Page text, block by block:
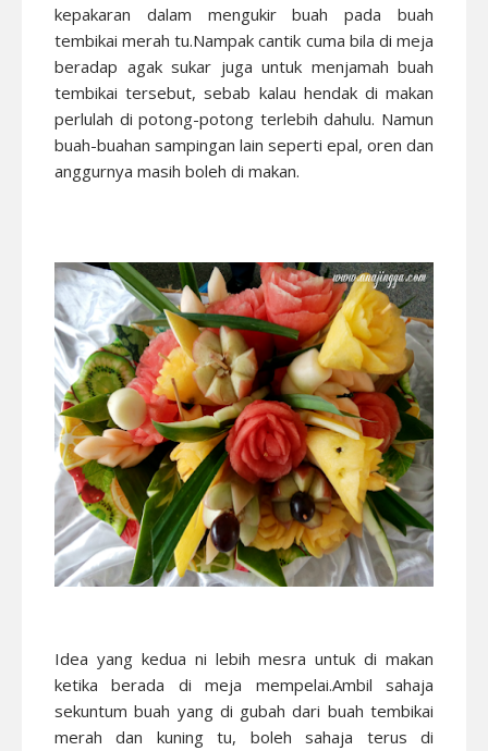
kepakaran dalam mengukir buah pada buah
tembikai merah tu.Nampak cantik cuma bila di meja
beradap agak sukar juga untuk menjamah buah
tembikai tersebut, sebab kalau hendak di makan
perlulah di potong-potong terlebih dahulu. Namun
buah-buahan sampingan lain seperti epal, oren dan
anggurnya masih boleh di makan.
Idea yang kedua ni lebih mesra untuk di makan
ketika berada di meja mempelai.Ambil sahaja
sekuntum buah yang di gubah dari buah tembikai
merah dan kuning tu, boleh sahaja terus di